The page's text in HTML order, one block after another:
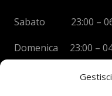
Sabato 23:00 –
Domenica 23:00 –